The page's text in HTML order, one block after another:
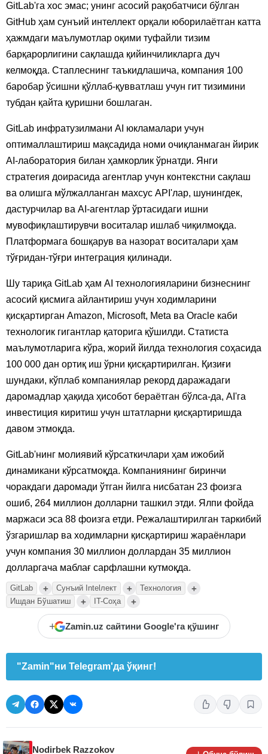
GitLab'га хос эмас; унинг асосий рақобатчиси бўлган
GitHub ҳам сунъий интеллект орқали юборилаётган катта
ҳажмдаги маълумотлар оқими туфайли тизим
барқарорлигини сақлашда қийинчиликларга дуч
келмоқда. Стаплеснинг таъкидлашича, компания 100
баробар ўсишни қўллаб-қувватлаш учун гит тизимини
тубдан қайта қуришни бошлаган.
GitLab инфратузилмани AI юкламалари учун
оптималлаштириш мақсадида номи очиқланмаган йирик
AI-лаборатория билан ҳамкорлик ўрнатди. Янги
стратегия доирасида агентлар учун контекстни сақлаш
ва олишга мўлжалланган махсус API'лар, шунингдек,
дастурчилар ва AI-агентлар ўртасидаги ишни
мувофиқлаштирувчи воситалар ишлаб чиқилмоқда.
Платформага бошқарув ва назорат воситалари ҳам
тўғридан-тўғри интеграция қилинади.
Шу тариқа GitLab ҳам AI технологияларини бизнеснинг
асосий қисмига айлантириш учун ходимларини
қисқартирган Amazon, Microsoft, Meta ва Oracle каби
технологик гигантлар қаторига қўшилди. Статиста
маълумотларига кўра, жорий йилда технология соҳасида
100 000 дан ортиқ иш ўрни қисқартирилган. Қизиғи
шундаки, кўплаб компаниялар рекорд даражадаги
даромадлар ҳақида ҳисобот бераётган бўлса-да, AI'га
инвестиция киритиш учун штатларни қисқартиришда
давом этмоқда.
GitLab'нинг молиявий кўрсаткичлари ҳам ижобий
динамикани кўрсатмоқда. Компаниянинг биринчи
чоракдаги даромади ўтган йилга нисбатан 23 фоизга
ошиб, 264 миллион долларни ташкил этди. Ялпи фойда
маржаси эса 88 фоизга етди. Режалаштирилган таркибий
ўзгаришлар ва ходимларни қисқартириш жараёнлари
учун компания 30 миллион доллардан 35 миллион
долларгача маблағ сарфлашни кутмоқда.
GitLab + Сунъий Intelлект + Технология +
Ишдан Бўшатиш + IT-Соҳа +
+ Zamin.uz сайтини Google'га қўшинг
"Zamin"ни Telegram'да ўқинг!
Nodirbek Razzokov